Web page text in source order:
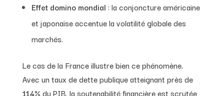
Effet domino mondial : la conjoncture américaine
et japonaise accentue la volatilité globale des
marchés.
Le cas de la France illustre bien ce phénomène.
Avec un taux de dette publique atteignant près de
114% du PIB, la soutenabilité financière est scrutée